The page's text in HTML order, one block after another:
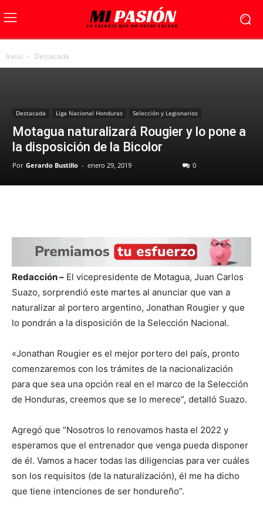
Inicio Destacada
Destacada Liga Nacional Honduras Selección y Legionarios
Motagua naturalizará Rougier y lo pone a
la disposición de la Bicolor
Por Gerardo Bustillo - enero 29, 2019 0
Redacción – El vicepresidente de Motagua, Juan Carlos
Suazo, sorprendió este martes al anunciar que van a
naturalizar al portero argentino, Jonathan Rougier y que
lo pondrán a la disposición de la Selección Nacional.
«Jonathan Rougier es el mejor portero del país, pronto
comenzaremos con los trámites de la nacionalización
para que sea una opción real en el marco de la Selección
de Honduras, creemos que se lo merece”, detalló Suazo.
Agregó que “Nosotros lo renovamos hasta el 2022 y
esperamos que el entrenador que venga pueda disponer
de él. Vamos a hacer todas las diligencias para ver cuáles
son los requisitos (de la naturalización), él me ha dicho
que tiene intenciones de ser hondureño”.